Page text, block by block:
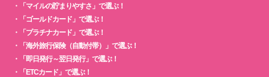
・
「マイルの貯まりやすさ」で選ぶ！
・
「ゴールドカード」で選ぶ！
・
「プラチナカード」で選ぶ！
・
「海外旅行保険（自動付帯）」で選ぶ！
・
「即日発行～翌日発行」で選ぶ！
・
「ETCカード」で選ぶ！